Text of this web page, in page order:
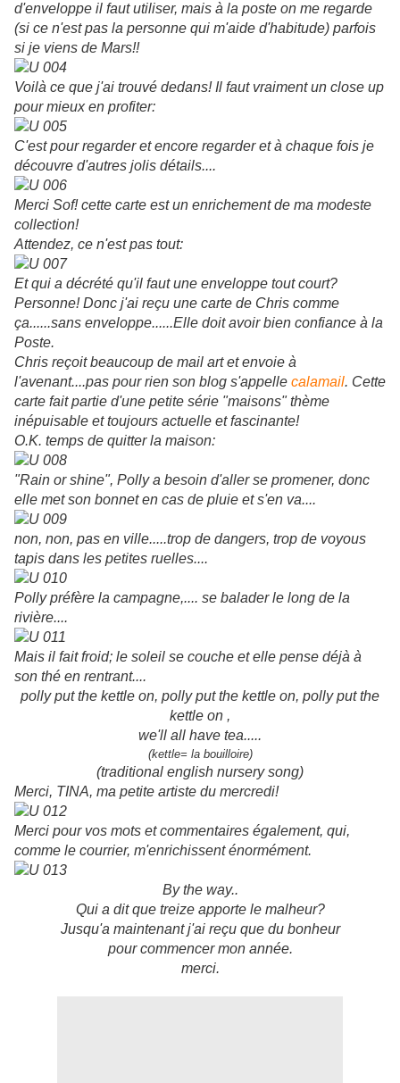
d'enveloppe il faut utiliser, mais à la poste on me regarde
(si ce n'est pas la personne qui m'aide d'habitude) parfois
si je viens de Mars!!
Voilà ce que j'ai trouvé dedans! Il faut vraiment un close up
pour mieux en profiter:
C'est pour regarder et encore regarder et à chaque fois je
découvre d'autres jolis détails....
Merci Sof! cette carte est un enrichement de ma modeste
collection!
Attendez, ce n'est pas tout:
Et qui a décrété qu'il faut une enveloppe tout court?
Personne! Donc j'ai reçu une carte de Chris comme
ça......sans enveloppe......Elle doit avoir bien confiance à la
Poste.
Chris reçoit beaucoup de mail art et envoie à
l'avenant....pas pour rien son blog s'appelle calamail. Cette
carte fait partie d'une petite série "maisons" thème
inépuisable et toujours actuelle et fascinante!
O.K. temps de quitter la maison:
"Rain or shine", Polly a besoin d'aller se promener, donc
elle met son bonnet en cas de pluie et s'en va....
non, non, pas en ville.....trop de dangers, trop de voyous
tapis dans les petites ruelles....
Polly préfère la campagne,.... se balader le long de la
rivière....
Mais il fait froid; le soleil se couche et elle pense déjà à
son thé en rentrant....
polly put the kettle on, polly put the kettle on, polly put the
kettle on ,
we'll all have tea.....
(kettle= la bouilloire)
(traditional english nursery song)
Merci, TINA, ma petite artiste du mercredi!
Merci pour vos mots et commentaires également, qui,
comme le courrier, m'enrichissent énormément.
By the way..
Qui a dit que treize apporte le malheur?
Jusqu'a maintenant j'ai reçu que du bonheur
pour commencer mon année.
merci.